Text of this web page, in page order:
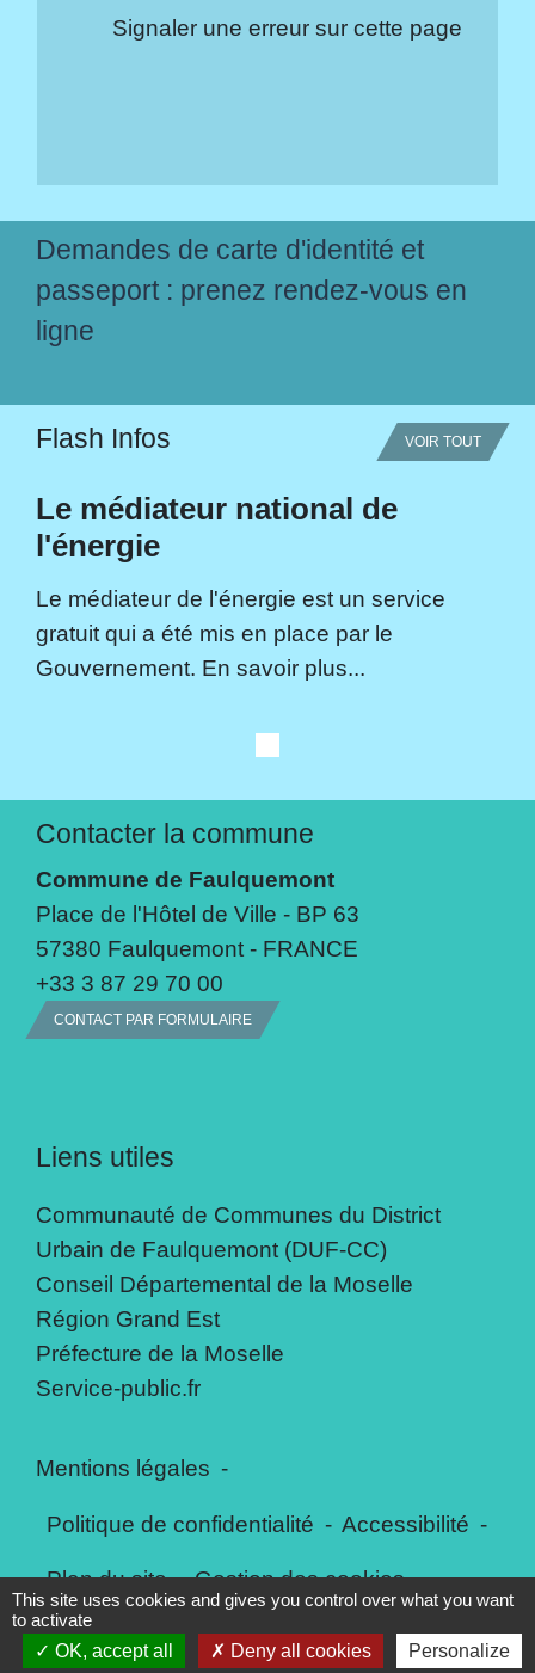
Signaler une erreur sur cette page
Demandes de carte d'identité et
passeport : prenez rendez-vous en
ligne
Flash Infos VOIR TOUT
Le médiateur national de
l'énergie
Le médiateur de l'énergie est un service
gratuit qui a été mis en place par le
Gouvernement. En savoir plus...
Contacter la commune
Commune de Faulquemont
Place de l'Hôtel de Ville - BP 63
57380 Faulquemont - FRANCE
+33 3 87 29 70 00
CONTACT PAR FORMULAIRE
Liens utiles
Communauté de Communes du District
Urbain de Faulquemont (DUF-CC)
Conseil Départemental de la Moselle
Région Grand Est
Préfecture de la Moselle
Service-public.fr
Mentions légales -
Politique de confidentialité - Accessibilité -
Plan du site - Gestion des cookies
Site créé en partenariat avec Réseau des Communes
This site uses cookies and gives you control over what you want
to activate
OK, accept all
Deny all cookies Personalize